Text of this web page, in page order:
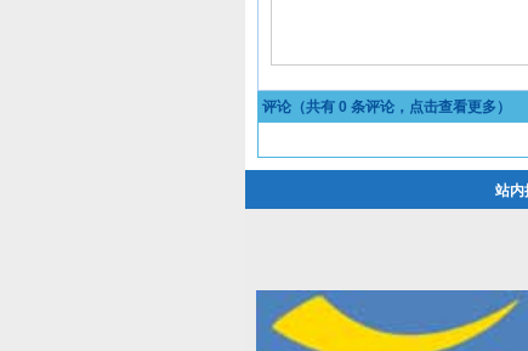
评论（共有 0 条评论，点击查看更多）
站内